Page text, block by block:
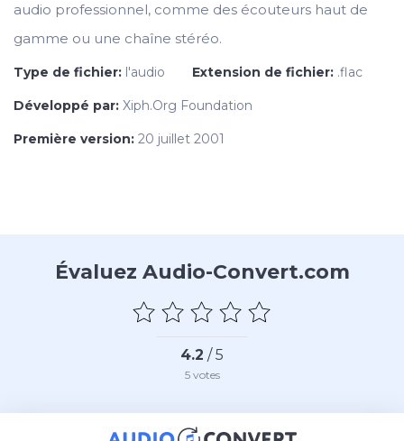
audio professionnel, comme des écouteurs haut de
gamme ou une chaîne stéréo.
Type de fichier: l'audio Extension de fichier: .flac
Développé par: Xiph.Org Foundation
Première version: 20 juillet 2001
Évaluez Audio-Convert.com
4.2 / 5
5votes